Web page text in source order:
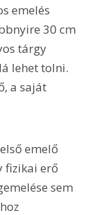
emelés
30 cm
tárgy
lehet tolni.
a saját
emelő
fizikai erő
sem